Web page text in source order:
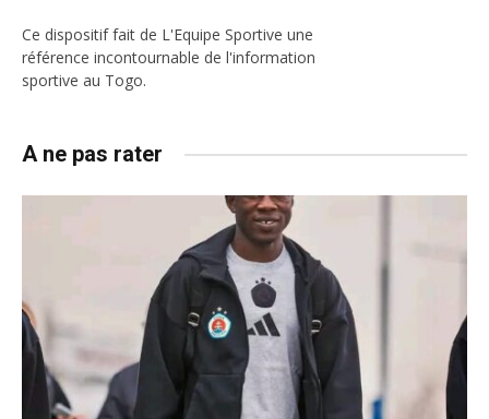
Ce dispositif fait de L'Equipe Sportive une
référence incontournable de l'information
sportive au Togo.
A ne pas rater